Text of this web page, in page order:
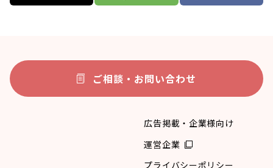
ご相談・お問い合わせ
広告掲載・企業様向け
運営企業
プライバシーポリシー